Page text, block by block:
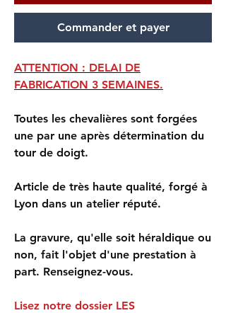
Commander et payer
ATTENTION : DELAI DE
FABRICATION 3 SEMAINES.
Toutes les chevalières sont forgées
une par une après détermination du
tour de doigt.
Article de très haute qualité, forgé à
Lyon dans un atelier réputé.
La gravure, qu'elle soit héraldique ou
non, fait l'objet d'une prestation à
part. Renseignez-vous.
Lisez notre dossier LES